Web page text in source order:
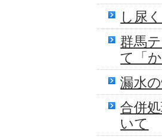
し尿
群馬
て「
漏水
合併
いて